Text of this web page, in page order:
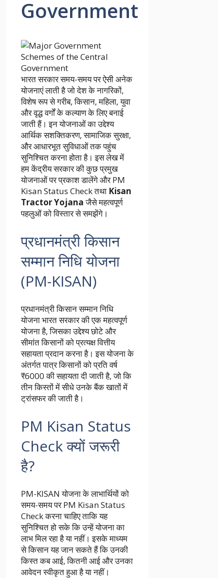
Government
भारत सरकार समय-समय पर ऐसी अनेक
योजनाएं लाती है जो देश के नागरिकों,
विशेष रूप से गरीब, किसान, महिला, युवा
और वृद्ध वर्गों के कल्याण के लिए बनाई
जाती हैं। इन योजनाओं का उद्देश्य
आर्थिक सशक्तिकरण, सामाजिक सुरक्षा,
और आधारभूत सुविधाओं तक पहुंच
सुनिश्चित करना होता है। इस लेख में
हम केंद्रीय सरकार की कुछ प्रमुख
योजनाओं पर प्रकाश डालेंगे और PM
Kisan Status Checkतथा Kisan
Tractor Yojanaजैसे महत्वपूर्ण
पहलुओं को विस्तार से समझेंगे।
प्रधानमंत्री किसान
सम्मान निधि योजना
(PM-KISAN)
प्रधानमंत्री किसान सम्मान निधि
योजना भारत सरकार की एक महत्वपूर्ण
योजना है, जिसका उद्देश्य छोटे और
सीमांत किसानों को प्रत्यक्ष वित्तीय
सहायता प्रदान करना है। इस योजना के
अंतर्गत पात्र किसानों को प्रति वर्ष
₹6000 की सहायता दी जाती है, जो कि
तीन किस्तों में सीधे उनके बैंक खातों में
ट्रांसफर की जाती है।
PM Kisan Status
Check क्यों जरूरी
है?
PM-KISAN योजना के लाभार्थियों को
समय-समय परPM Kisan Status
Checkकरना चाहिए ताकि यह
सुनिश्चित हो सके कि उन्हें योजना का
लाभ मिल रहा है या नहीं। इसके माध्यम
से किसान यह जान सकते हैं कि उनकी
किस्त कब आई, कितनी आई और उनका
आवेदन स्वीकृत हुआ है या नहीं।